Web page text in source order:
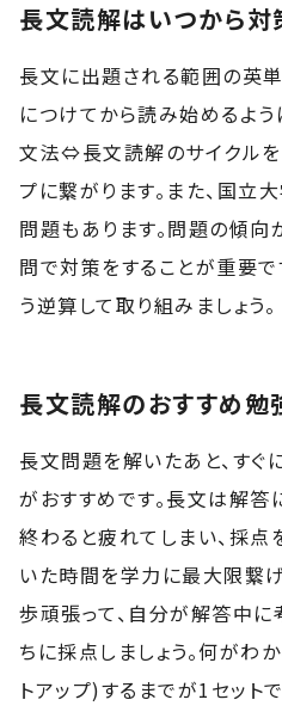
長文読解はいつから対
長文に出題される範囲の英
につけてから読み始めるよう
文法⇔長文読解のサイクルを
プに繋がります。また、国立
問題もあります。問題の傾向
問で対策をすることが重要で
う逆算して取り組みましょう。
長文読解のおすすめ勉
長文問題を解いたあと、すぐ
がおすすめです。長文は解答
終わると疲れてしまい、採点
いた時間を学力に最大限繋
歩頑張って、自分が解答中に
ちに採点しましょう。何がわ
トアップ)するまでが1セットで